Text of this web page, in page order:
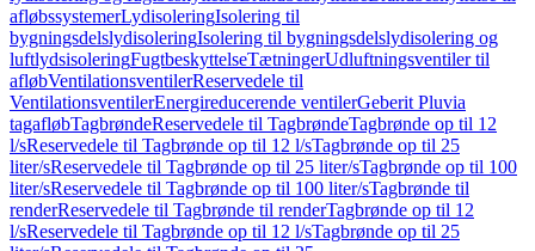
afløbssystemerLydisoleringIsolering til
bygningsdelslydisoleringIsolering til bygningsdelslydisolering og
luftlydsisoleringFugtbeskyttelseTætningerUdluftningsventiler til
afløbVentilationsventilerReservedele til
VentilationsventilerEnergireducerende ventilerGeberit Pluvia
tagafløbTagbrøndeReservedele til TagbrøndeTagbrønde op til 12
l/sReservedele til Tagbrønde op til 12 l/sTagbrønde op til 25
liter/sReservedele til Tagbrønde op til 25 liter/sTagbrønde op til 100
liter/sReservedele til Tagbrønde op til 100 liter/sTagbrønde til
renderReservedele til Tagbrønde til renderTagbrønde op til 12
l/sReservedele til Tagbrønde op til 12 l/sTagbrønde op til 25